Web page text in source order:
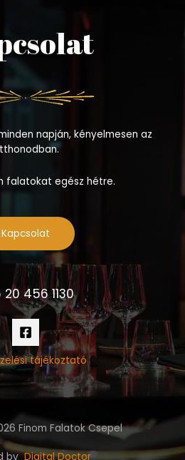
napján, kényelmesen az
falatokat egész hétre.
Kapcsolat
456 1130
tájékoztató
Finom Falatok Csepel
byDigital Doctor